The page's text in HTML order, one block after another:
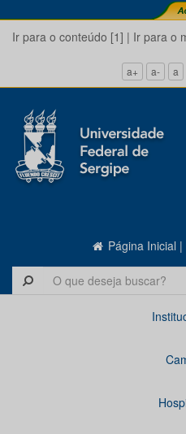
Ir para o conteúdo [1] | Ir para o
a+ a- a
Página Inicial |